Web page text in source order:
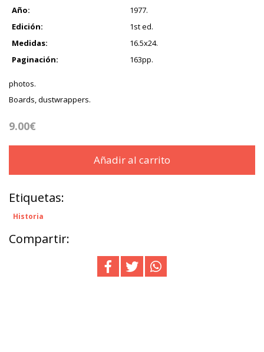
Año:
1977.
Edición:
1st ed.
Medidas:
16.5x24.
Paginación:
163pp.
photos.
Boards, dustwrappers.
9.00€
Añadir al carrito
Etiquetas:
Historia
Compartir: